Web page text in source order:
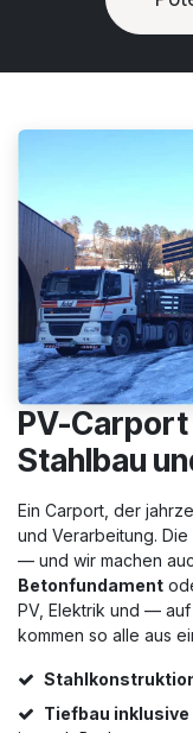
PV-
Stahlbau
Ein Carport, der
und Verarbeitung. Die
— und wir machen
Betonfundament
PV, Elektrik und —
kommen so alle aus
Tiefbau inklusive